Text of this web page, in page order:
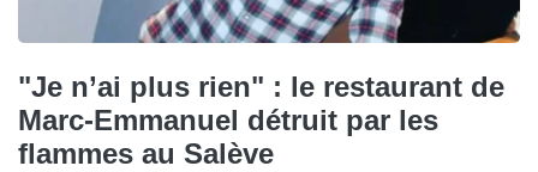
"Je n’ai plus rien" : le restaurant de
Marc-Emmanuel détruit par les
flammes au Salève